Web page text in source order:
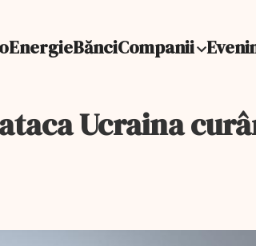
EnergieBănciCompanii
Ucraina